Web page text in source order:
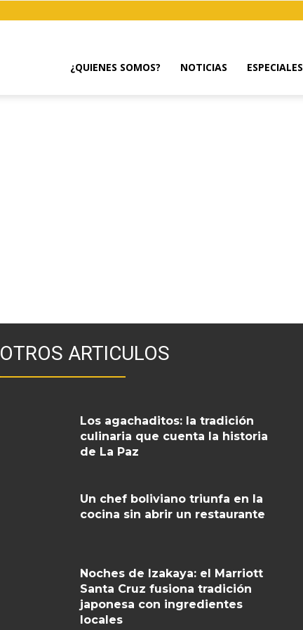
¿QUIENES SOMOS? NOTICIAS ESPECIALES
OTROS ARTICULOS
Los agachaditos: la tradición
culinaria que cuenta la historia
de La Paz
Un chef boliviano triunfa en la
cocina sin abrir un restaurante
Noches de Izakaya: el Marriott
Santa Cruz fusiona tradición
japonesa con ingredientes
locales